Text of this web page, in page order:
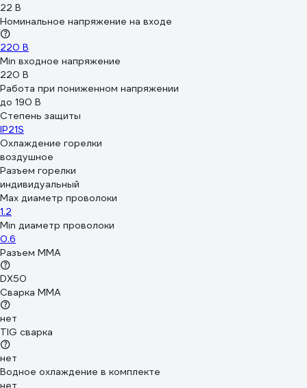
22 В
Номинальное напряжение на входе
220 В
Min входное напряжение
220 В
Работа при пониженном напряжении
до 190 В
Степень защиты
IP21S
Охлаждение горелки
воздушное
Разъем горелки
индивидуальный
Max диаметр проволоки
1.2
Min диаметр проволоки
0.6
Разъем ММА
DX50
Сварка ММА
нет
TIG сварка
нет
Водное охлаждение в комплекте
нет